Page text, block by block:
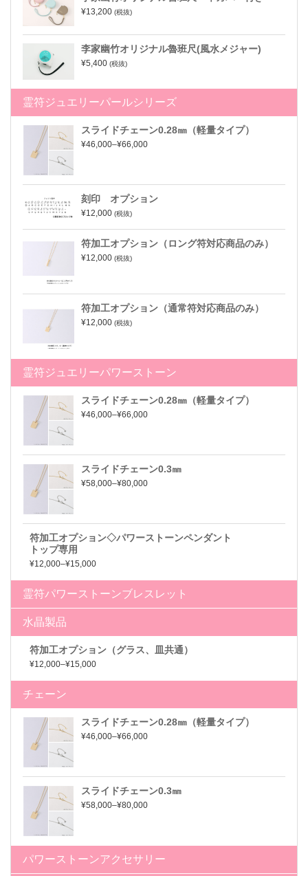
¥13,200 (税抜)
李家幽竹オリジナル魯班尺(風水メジャー)
¥5,400 (税抜)
霊符ジュエリーパールシリーズ
スライドチェーン0.28㎜（軽量タイプ）
¥46,000–¥66,000
刻印 オプション
¥12,000 (税抜)
符加工オプション（ロング符対応商品のみ）
¥12,000 (税抜)
符加工オプション（通常符対応商品のみ）
¥12,000 (税抜)
霊符ジュエリーパワーストーン
スライドチェーン0.28㎜（軽量タイプ）
¥46,000–¥66,000
スライドチェーン0.3㎜
¥58,000–¥80,000
符加工オプション◇パワーストーンペンダント
トップ専用
¥12,000–¥15,000
霊符パワーストーンブレスレット
水晶製品
符加工オプション（グラス、皿共通）
¥12,000–¥15,000
チェーン
スライドチェーン0.28㎜（軽量タイプ）
¥46,000–¥66,000
スライドチェーン0.3㎜
¥58,000–¥80,000
パワーストーンアクセサリー